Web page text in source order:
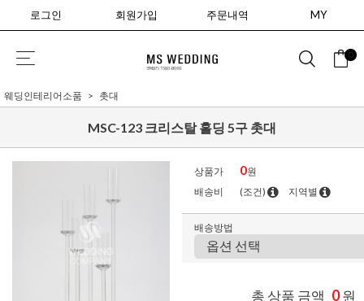
로그인 회원가입 주문내역 MY
0
웨딩인테리어소품 촛대
MSC-123 크리스탈 홀딩 5구 촛대
상품가 0원
배송비
(조건) 지역별
배송방법
총 상품 금액 0원